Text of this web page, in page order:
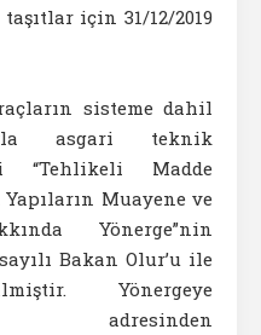
için 31/12/2019
sisteme dahil
asgari teknik
“Tehlikeli Madde
Muayene ve
Yönerge”nin
Bakan Olur’u ile
Yönergeye